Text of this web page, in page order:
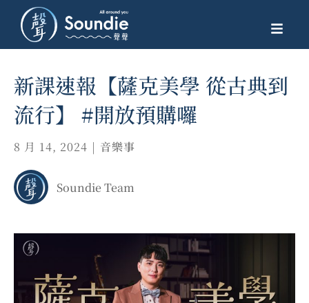
新課速報【薩克美學 從古典到
流行】 #開放預購囉
8 月 14, 2024 | 音樂事
Soundie Team